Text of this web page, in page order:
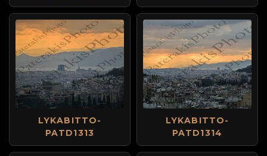
LYKABITTO-
PATD1313
LYKABITTO-
PATD1314